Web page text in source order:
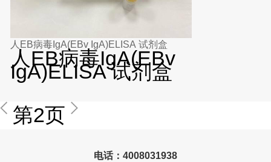
人EB病毒IgA(EBv IgA)ELISA 试剂盒
人EB病毒IgA(EBv
IgA)ELISA 试剂盒
第2页
电话：4008031938